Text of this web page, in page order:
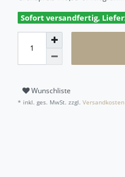
Sofort versandfertig,
Wunschliste
* inkl. ges. MwSt. zzgl. Versandkosten